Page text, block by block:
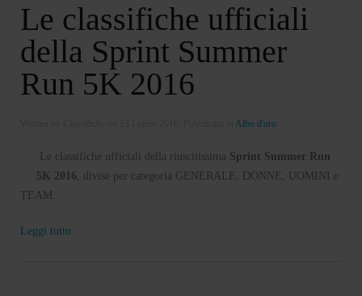
Le classifiche ufficiali
della Sprint Summer
Run 5K 2016
Albo d'oro
Le classifiche ufficiali della riuscitissima Sprint Summer Run
5K 2016, divise per categoria GENERALE, DONNE, UOMINI e
TEAM.
Leggi tutto